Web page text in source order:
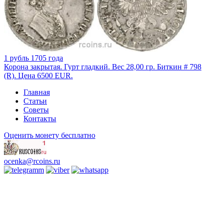
1 рубль 1705 года
Корона закрытая. Гурт гладкий. Вес 28,00 гр. Биткин # 798
(R). Цена 6500 EUR.
Главная
Статьи
Советы
Контакты
Оценить монету бесплатно
ocenka@rcoins.ru